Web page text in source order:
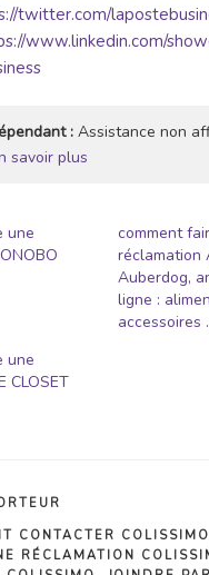
twitter.com/
www.linkedin.com/
: Assistance non
savoir plus
une
comment
réclamation
Auberdog,
ligne :
accessoires
une
CLOSET
CONTACTER COLISSIMO
RÉCLAMATION